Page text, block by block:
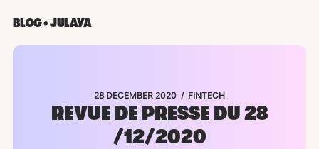
BLOG • JULAYA
28 DECEMBER 2020 / FINTECH
REVUE DE PRESSE DU 28
/12/2020